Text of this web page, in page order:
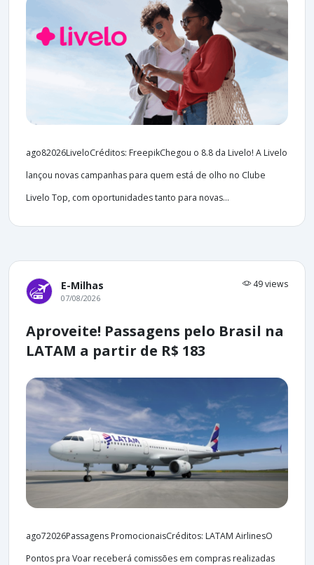
ago82026LiveloCréditos: FreepikChegou o 8.8 da Livelo! A Livelo
lançou novas campanhas para quem está de olho no Clube
Livelo Top, com oportunidades tanto para novas...
E-Milhas 49 views
07/08/2026
Aproveite! Passagens pelo Brasil na
LATAM a partir de R$ 183
ago72026Passagens PromocionaisCréditos: LATAM AirlinesO
Pontos pra Voar receberá comissões em compras realizadas